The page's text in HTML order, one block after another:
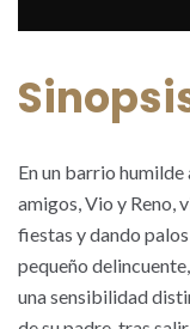
En un barrio humilde
amigos, Vio y Reno,
fiestas y dando
pequeño
una sensibilidad